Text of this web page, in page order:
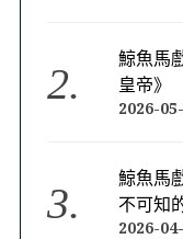
鯨魚馬
皇帝》
2026-
鯨魚馬
不可知
2026-